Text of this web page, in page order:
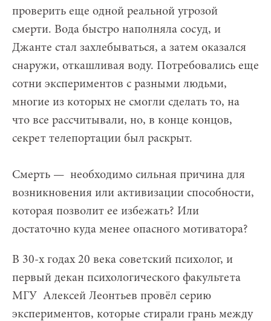
проверить еще одной реальной угрозой
смерти. Вода быстро наполняла сосуд, и
Джанте стал захлебываться, а затем оказался
снаружи, откашливая воду. Потребовались еще
сотни экспериментов с разными людьми,
многие из которых не смогли сделать то, на
что все рассчитывали, но, в конце концов,
секрет телепортации был раскрыт.
Смерть — необходимо сильная причина для
возникновения или активизации способности,
которая позволит ее избежать? Или
достаточно куда менее опасного мотиватора?
В 30-х годах 20 века советский психолог, и
первый декан психологического факультета
МГУ Алексей Леонтьев провёл серию
экспериментов, которые стирали грань между